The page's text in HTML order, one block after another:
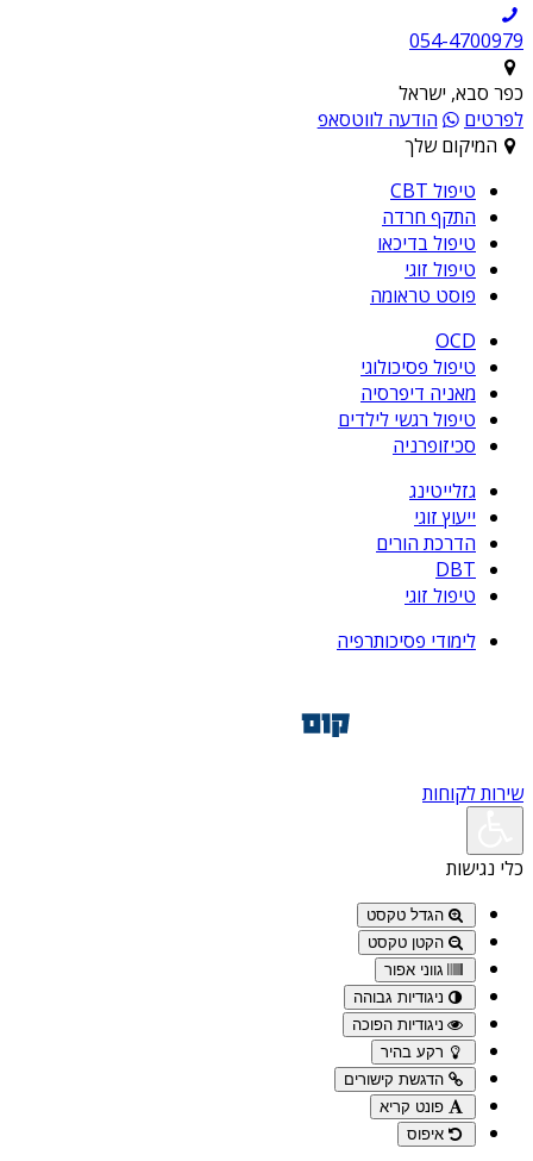
054-4700979
כפר סבא, ישראל
לפרטים
הודעה לווטסאפ
המיקום שלך
טיפול CBT
התקף חרדה
טיפול בדיכאו
טיפול זוגי
פוסט טראומה
OCD
טיפול פסיכולוגי
מאניה דיפרסיה
טיפול רגשי לילדים
סכיזופרניה
גזלייטינג
ייעוץ זוגי
הדרכת הורים
DBT
טיפול זוגי
לימודי פסיכותרפיה
שירות לקוחות
כלי נגישות
הגדל טקסט
הקטן טקסט
גווני אפור
ניגודיות גבוהה
ניגודיות הפוכה
רקע בהיר
הדגשת קישורים
פונט קריא
איפוס